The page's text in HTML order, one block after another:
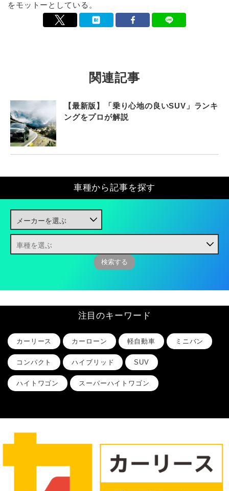
をモットーとしている。
関連記事
【最新版】「乗り心地の良いSUV」ランキ
ングをプロが解説
車種から記事を探す
注目のキーワード
カーリース カーローン 軽自動車 ミニバン
コンパクト ハイブリッド SUV
ハイトワゴン スーパーハイトワゴン